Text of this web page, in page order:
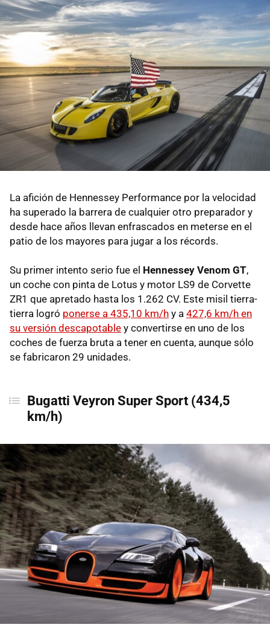
La afición de Hennessey Performance por la velocidad
ha superado la barrera de cualquier otro preparador y
desde hace años llevan enfrascados en meterse en el
patio de los mayores para jugar a los récords.
Su primer intento serio fue el Hennessey Venom GT,
un coche con pinta de Lotus y motor LS9 de Corvette
ZR1 que apretado hasta los 1.262 CV. Este misil tierra-
tierra logró ponerse a 435,10 km/h y a 427,6 km/h en
su versión descapotable y convertirse en uno de los
coches de fuerza bruta a tener en cuenta, aunque sólo
se fabricaron 29 unidades.
Bugatti Veyron Super Sport (434,5
km/h)